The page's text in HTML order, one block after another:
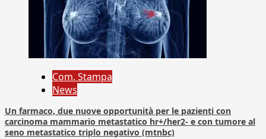
Com. Stampa
News
Un farmaco, due nuove opportunità per le pazienti con
carcinoma mammario metastatico hr+/her2- e con tumore al
seno metastatico triplo negativo (mtnbc)